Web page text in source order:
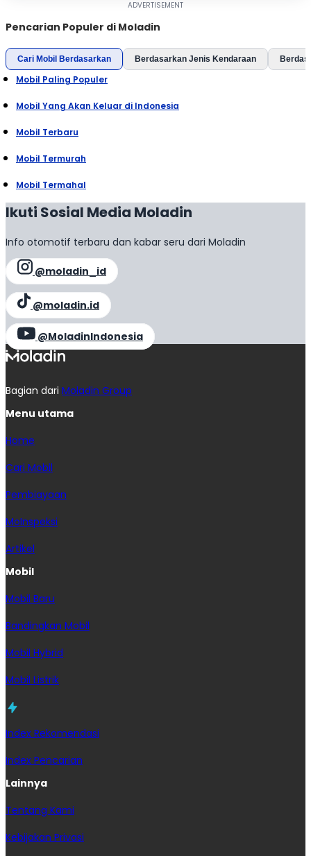
Pencarian Populer di Moladin
Cari Mobil Berdasarkan Berdasarkan Jenis Kendaraan
Mobil Paling Populer
Mobil Yang Akan Keluar di Indonesia
Mobil Terbaru
Mobil Termurah
Mobil Termahal
Ikuti Sosial Media Moladin
Info otomotif terbaru dan kabar seru dari Moladin
@moladin_id
@moladin.id
@MoladinIndonesia
Bagian dari Moladin Group
Menu utama
Home
Cari Mobil
Pembiayaan
MoInspeksi
Artikel
Mobil
Mobil Baru
Bandingkan Mobil
Mobil Hybrid
Mobil Listrik
Index Rekomendasi
Index Pencarian
Lainnya
Tentang Kami
Kebijakan Privasi